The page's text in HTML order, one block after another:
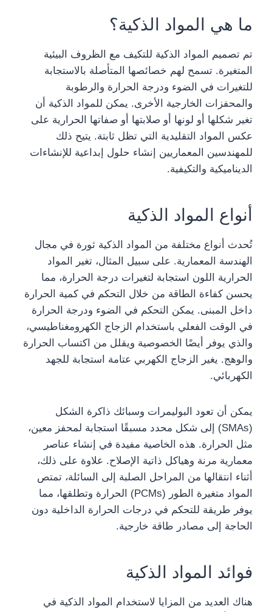
ما هي المواد الذكية؟
تم تصميم المواد الذكية للتكيف مع الظروف البيئية
المتغيرة. تسمح لهم خصائصها المتأصلة بالاستجابة
للتغيرات في الضوء ودرجة الحرارة والرطوبة
والمحفزات الخارجية الأخرى. يمكن للمواد الذكية أن
تغير شكلها أو لونها أو صلابتها أو صفاتها الحرارية على
عكس المواد التقليدية التي تظل ثابتة. يتيح ذلك
للمهندسين المعماريين إنشاء حلول إبداعية للإنشاءات
الديناميكية والتكيفية.
أنواع المواد الذكية
تُحدث أنواع مختلفة من المواد الذكية ثورة في مجال
الهندسة المعمارية. على سبيل المثال، تغير المواد
الحرارية اللون استجابة لتغيرات درجة الحرارة، مما
يحسن كفاءة الطاقة من خلال التحكم في كمية الحرارة
داخل المبنى. يمكن التحكم في الضوء ودرجة الحرارة
في الوقت الفعلي باستخدام الزجاج الكهرومغناطيسي،
والذي يوفر أيضًا الخصوصية ويقلل من اكتساب الحرارة
والوهج. يغير الزجاج الكهربي عتامة استجابة للجهد
الكهربائي.
يمكن أن تعود البوليمرات وسبائك ذاكرة الشكل
(SMAs) إلى شكل محدد مسبقًا استجابة لمحفز معين،
مثل الحرارة. هذه الخاصية مفيدة في إنشاء عناصر
معمارية مرنة وهياكل ذاتية الإصلاح. علاوة على ذلك،
أثناء انتقالها من المراحل الصلبة إلى السائلة، تمتص
المواد متغيرة الطور (PCMs) الحرارة وتطلقها، مما
يوفر طريقة للتحكم في درجات الحرارة الداخلية دون
الحاجة إلى مصادر طاقة خارجية.
فوائد المواد الذكية
هناك العديد من المزايا لاستخدام المواد الذكية في